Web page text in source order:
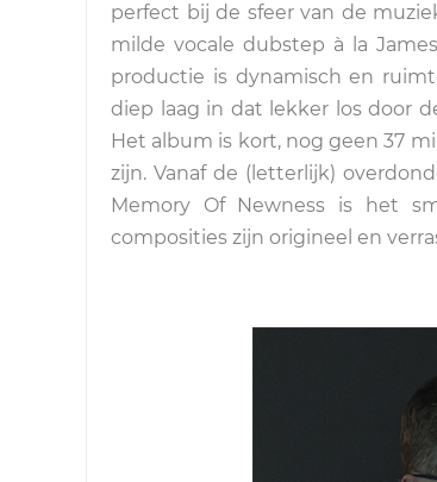
perfect bij de sfeer van de
milde vocale dubstep à la
productie is dynamisch en
diep laag in dat lekker los door
Het album is kort, nog geen 37
zijn. Vanaf de (letterlijk)
Memory Of Newness is het
composities zijn origineel en